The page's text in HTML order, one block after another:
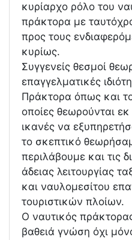
κυρίαρχο ρόλο του
πράκτορα με
προς τους
κυρίως.
Συγγενείς θεσμοί
επαγγελματικές
Πράκτορα όπως και
οποίες θεωρούνται
ικανές να
το σκεπτικό
περιλάβουμε και τις
άδειας λειτουργίας
και ναυλομεσίτου
τουριστικών πλοίων.
Ο ναυτικός
βαθειά γνώση όχι